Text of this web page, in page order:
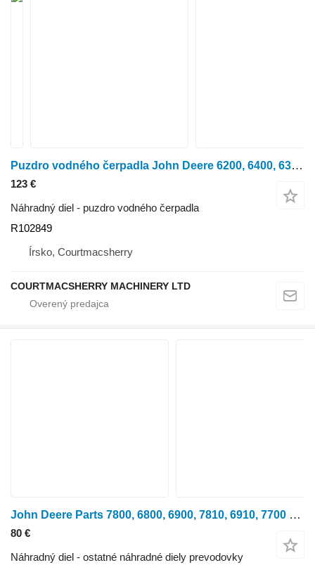
Puzdro vodného čerpadla John Deere 6200, 6400, 6300, 7700, 7800 Water Pump Housing R102849 na kolesového traktora 6200
123 €
Náhradný diel - puzdro vodného čerpadla
R102849
Írsko, Courtmacsherry
COURTMACSHERRY MACHINERY LTD
John Deere Parts 7800, 6800, 6900, 7810, 6910, 7700 Pto Shift Collar R13089 R164389, R164252 na kolesového traktora 7600, 7700, 7800, 7610, 7710, 7810, 6800, 6900, 6810, 6910, 6820, 6920, 7430, 7330, 7530, 6830, 6930, 7430, 7530, 6140, 6150, 6140, 6145, 6155, 7420, 7520, 7425, 7525, 6140, 6155
80 €
Náhradný diel - ostatné náhradné diely prevodovky